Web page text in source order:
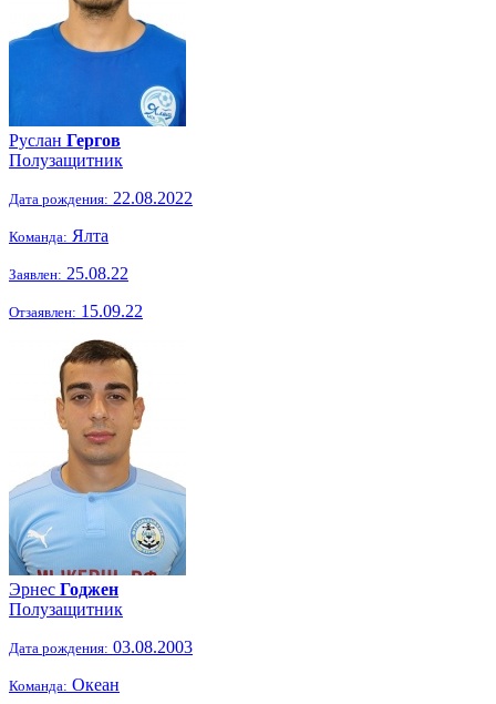
Руслан Гергов
Полузащитник
Дата рождения: 22.08.2022
Команда: Ялта
Заявлен: 25.08.22
Отзаявлен: 15.09.22
Эрнес Годжен
Полузащитник
Дата рождения: 03.08.2003
Команда: Океан